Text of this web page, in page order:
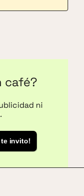
café?
ni
te invito!